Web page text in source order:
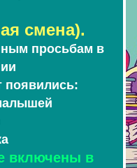
смена).
просьбам в
появились:
включены в